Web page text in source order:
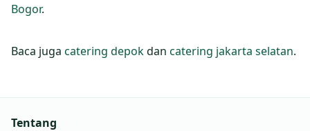
Bogor.
Baca juga catering depokdan catering jakarta selatan.
Tentang